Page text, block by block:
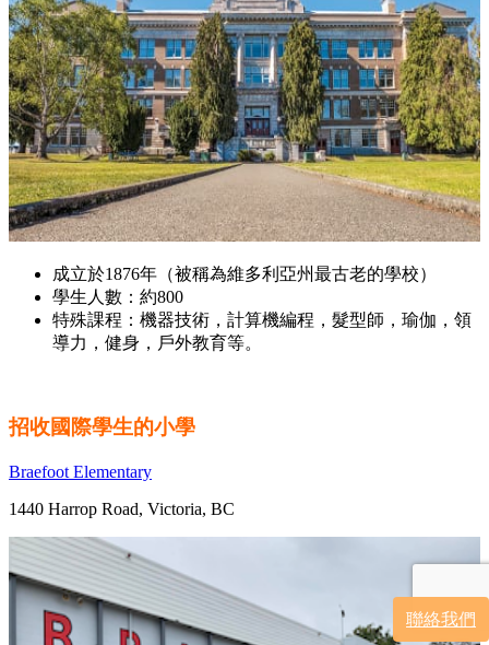
成立於1876年（被稱為維多利亞州最古老的學校）
學生人數：約800
特殊課程：機器技術，計算機編程，髮型師，瑜伽，領
導力，健身，戶外教育等。
招收國際學生的小學
Braefoot Elementary
1440 Harrop Road, Victoria, BC
聯絡我們